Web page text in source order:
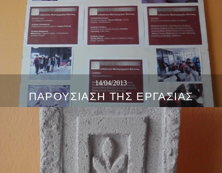
14/04/2013
ΠΑΡΟΥΣΊΑΣΗ ΤΗΣ ΕΡΓΑΣΊΑΣ